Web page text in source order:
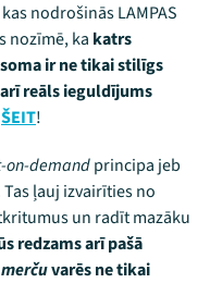
nodrošinās LAMPAS
nozīmē, ka katrs
ir ne tikai stilīgs
reāls ieguldījums
ŠEIT!
on-demandprincipa jeb
ļauj izvairīties no
un radīt mazāku
redzams arī pašā
merčuvarēs ne tikai